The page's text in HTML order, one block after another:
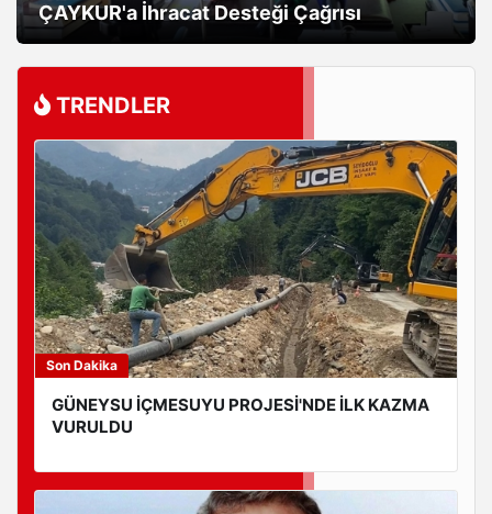
ÇAYKUR'a İhracat Desteği Çağrısı
TRENDLER
Son Dakika
GÜNEYSU İÇMESUYU PROJESİ'NDE İLK KAZMA
VURULDU